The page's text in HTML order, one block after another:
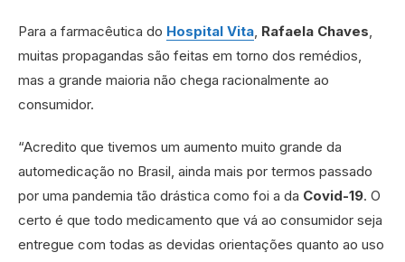
Para a farmacêutica do Hospital Vita Rafaela Chaves
muitas propagandas são feitas em torno dos remédios,
mas a grande maioria não chega racionalmente ao
consumidor.
“Acredito que tivemos um aumento muito grande da
automedicação no Brasil, ainda mais por termos passado
por uma pandemia tão drástica como foi a da Covid-19. O
certo é que todo medicamento que vá ao consumidor seja
entregue com todas as devidas orientações quanto ao uso